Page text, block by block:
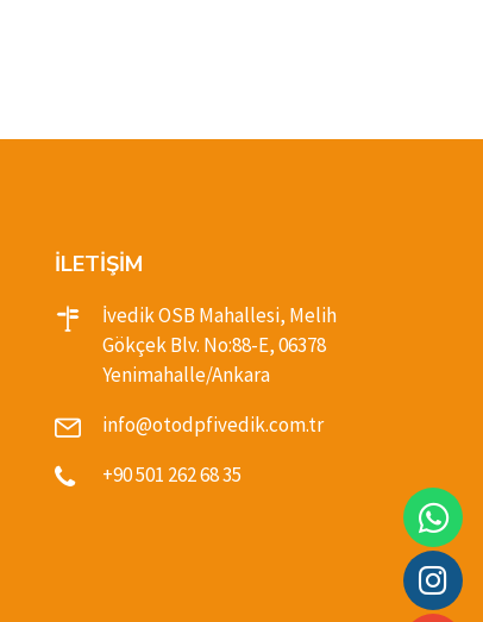
İLETİŞİM
İvedik OSB Mahallesi, Melih
Gökçek Blv. No:88-E, 06378
Yenimahalle/Ankara
info@otodpfivedik.com.tr
+90 501 262 68 35